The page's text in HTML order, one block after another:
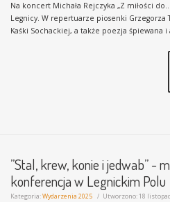
Na koncert Michała Rejczyka „Z miłości
Legnicy. W repertuarze piosenki Grzegorza
Kaśki Sochackiej, a także poezja śpiewana
”Stal, krew, konie i jedwab” -
konferencja w Legnickim Polu
Kategoria:Wydarzenia 2025 Utworzono: 18